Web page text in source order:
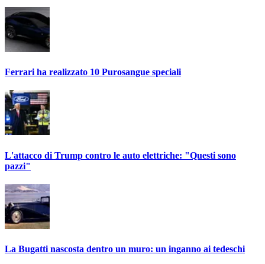
Ferrari ha realizzato 10 Purosangue speciali
L'attacco di Trump contro le auto elettriche: "Questi sono
pazzi"
La Bugatti nascosta dentro un muro: un inganno ai tedeschi